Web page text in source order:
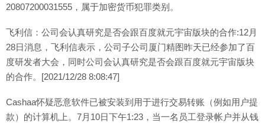
20807200031555，属于加密货币犯罪类别。
飞利信：公司会认真研究是否会跟百度就元宇宙版块的合作:12月
28日消息，飞利信表示，公司子公司厦门精图昨天已经参加了百
度研发者大会，同时公司会认真研究是否会跟百度就元宇宙版块
的合作。[2021/12/28 8:08:47]
Cashaa怀疑恶意软件已被安装到用于进行交易转账（例如用户提
款）的计算机上。7月10日下午1:23，当一名员工登录帐户并从钱